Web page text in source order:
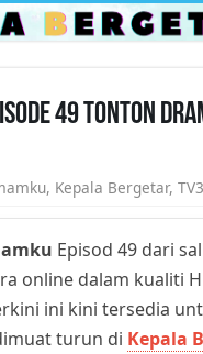
49 Tonton
, Kepala Bergetar,
Episod 49 dari
online dalam kualiti
ini kini tersedia
turun di Kepala